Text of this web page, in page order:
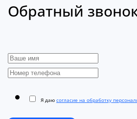
Обратный
Я даю согласие на обработку